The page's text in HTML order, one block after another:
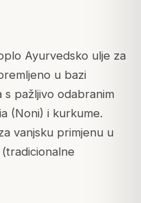
Ayurvedsko ulje za
u bazi
s pažljivo odabranim
(Noni) i kurkume.
vanjsku primjenu u